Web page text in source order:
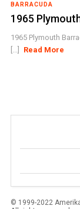
BARRACUDA
1965
1965 Plymouth
[...]
Read More
© 1999-2022